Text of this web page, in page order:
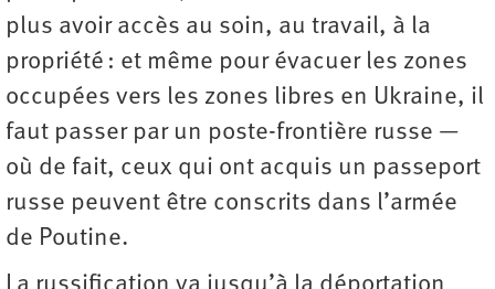
plus avoir accès au soin, au travail, à la
propriété : et même pour évacuer les zones
occupées vers les zones libres en Ukraine, il
faut passer par un poste-frontière russe —
où de fait, ceux qui ont acquis un passeport
russe peuvent être conscrits dans l’armée
de Poutine.